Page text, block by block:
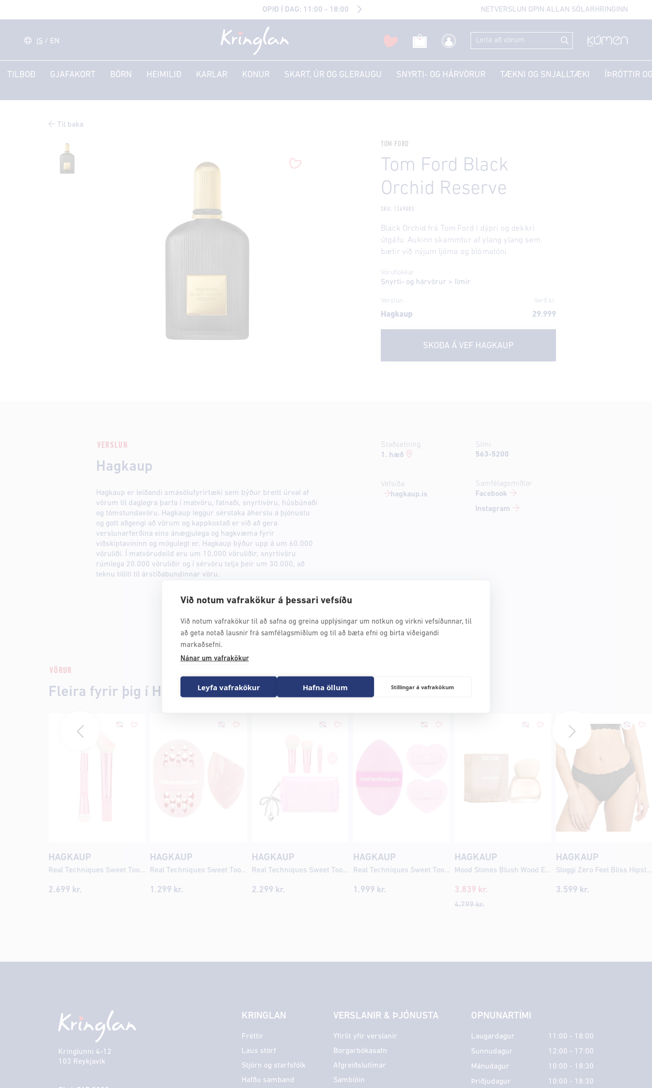
Við notum vafrakökur á þessari vefsíðu
Við notum vafrakökur til að safna og greina upplýsingar um notkun og virkni vefsíðunnar, til
að geta notað lausnir frá samfélagsmiðlum og til að bæta efni og birta viðeigandi
markaðsefni.
Nánar um vafrakökur
Leyfa vafrakökur Hafna öllum Stillingar á vafrakökum
OPIÐ Í DAG: 11:00 - 18:00 NETVERSLUN OPIN ALLAN SÓLARHRINGINN
IS / EN
TILBOÐ GJAFAKORT BÖRN HEIMILIÐ KARLAR KONUR SKART, ÚR OG GLERAUGU SNYRTI- OG HÁRVÖRUR TÆKNI OG SNJALLTÆKI ÍÞRÓTTIR
Til baka
TOM FORD
Tom Ford Black
Orchid Reserve
SKU: 1249083
Black Orchid frá Tom Ford í dýpri og dekkri
útgáfu. Aukinn skammtur af ylang ylang sem
bætir við nýjum ljóma og blómatóni.
Vöruflokkar
Snyrti- og hárvörur > Ilmir
Verslun Verð kr.
Hagkaup 29.999
SKOÐA Á VEF HAGKAUP
VERSLUN
Hagkaup
Hagkaup er leiðandi smásölufyrirtæki sem býður breitt úrval af
vörum til daglegra þarfa í matvöru, fatnaði, snyrtivöru, húsbúnaði
og tómstundavöru. Hagkaup leggur sérstaka áherslu á þjónustu
og gott aðgengi að vörum og kappkostað er við að gera
verslunarferðina eins ánægjulega og hagkvæma fyrir
viðskiptavininn og mögulegt er. Hagkaup býður upp á um 60.000
vöruliði. Í matvörudeild eru um 10.000 vöruliðir, snyrtivöru
rúmlega 20.000 vöruliðir og í sérvöru telja þeir um 30.000, að
teknu tilliti til árstíðabundinnar vöru.
Staðsetning
1. hæð
Vefsíða
hagkaup.is
Sími
563-5200
Samfélagsmiðlar
Facebook
Instagram
VÖRUR
Fleira fyrir þig í Hagkaup
HAGKAUP
Real Techniques Sweet Tooth Sugar Glaze Brush Duo
2.699 kr.
HAGKAUP
Real Techniques Sweet Tooth Batter Up Base MCS+Case
1.299 kr.
HAGKAUP
Real Techniques Sweet Tooth Treat Yourself Travel Brush+Puff
2.299 kr.
HAGKAUP
Real Techniques Sweet Tooth Candy Hearts Powder Puff Set
1.999 kr.
HAGKAUP
Mood Stones Blush Wood Eau de Parfum
3.839 kr.
4.799kr.
HAGKAUP
Sloggi Zero Feel Bliss Hipster Svartar
3.599 kr.
Kringlunni 4-12
103 Reykjavik
KRINGLAN
Fréttir
Laus störf
Stjórn og starfsfólk
Hafðu samband
VERSLANIR & ÞJÓNUSTA
Yfirlit yfir verslanir
Borgarbókasafn
Afgreiðslutímar
Sambíóin
OPNUNARTÍMI
Laugardagur
11:00 - 18:00
Sunnudagur
12:00 - 17:00
Mánudagur
10:00 - 18:30
Þriðjudagur
10:00 - 18:30